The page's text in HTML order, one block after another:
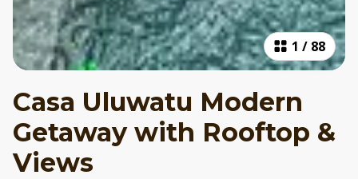
1 / 88
Casa Uluwatu Modern
Getaway with Rooftop &
Views